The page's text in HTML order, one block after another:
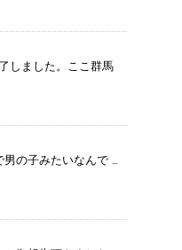
しました。ここ群馬
男の子みたいなんで …